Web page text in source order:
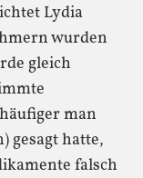
Lydia
wurden
gleich
man
gesagt hatte,
falsch